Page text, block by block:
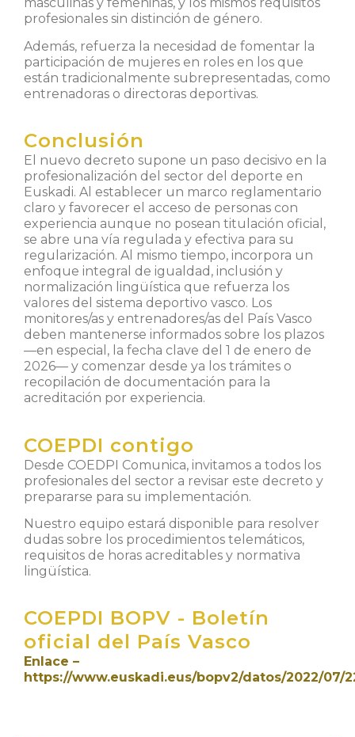
masculinas y femeninas, y los mismos requisitos
profesionales sin distinción de género.
Además, refuerza la necesidad de fomentar la
participación de mujeres en roles en los que
están tradicionalmente subrepresentadas, como
entrenadoras o directoras deportivas.
Conclusión
El nuevo decreto supone un paso decisivo en la
profesionalización del sector del deporte en
Euskadi. Al establecer un marco reglamentario
claro y favorecer el acceso de personas con
experiencia aunque no posean titulación oficial,
se abre una vía regulada y efectiva para su
regularización. Al mismo tiempo, incorpora un
enfoque integral de igualdad, inclusión y
normalización lingüística que refuerza los
valores del sistema deportivo vasco. Los
monitores/as y entrenadores/as del País Vasco
deben mantenerse informados sobre los plazos
—en especial, la fecha clave del 1 de enero de
2026— y comenzar desde ya los trámites o
recopilación de documentación para la
acreditación por experiencia.
COEPDI contigo
Desde COEDPI Comunica, invitamos a todos los
profesionales del sector a revisar este decreto y
prepararse para su implementación.
Nuestro equipo estará disponible para resolver
dudas sobre los procedimientos telemáticos,
requisitos de horas acreditables y normativa
lingüística.
COEPDI BOPV - Boletín
oficial del País Vasco
Enlace –
https://www.euskadi.eus/bopv2/datos/2022/07/